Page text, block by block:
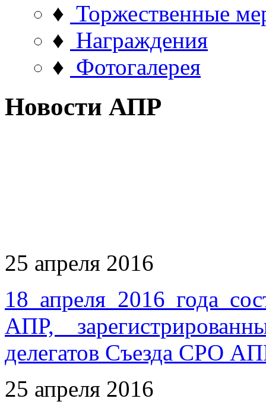
♦ Торжественные
♦ Награждения
♦ Фотогалерея
Новости АПР
25 апреля 2016
18 апреля 2016 года
АПР,
делегатов Съезда СРО
25 апреля 2016